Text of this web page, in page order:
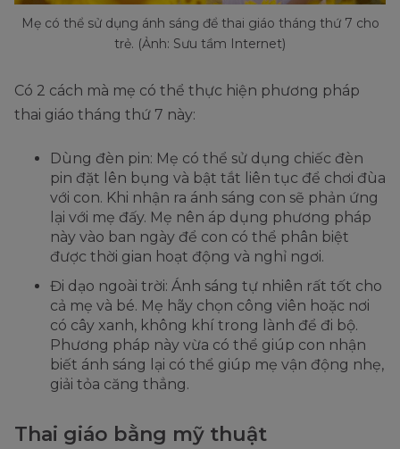
Mẹ có thể sử dụng ánh sáng để thai giáo tháng thứ 7 cho
trẻ. (Ảnh: Sưu tầm Internet)
Có 2 cách mà mẹ có thể thực hiện phương pháp
thai giáo tháng thứ 7 này:
Dùng đèn pin: Mẹ có thể sử dụng chiếc đèn
pin đặt lên bụng và bật tắt liên tục để chơi đùa
với con. Khi nhận ra ánh sáng con sẽ phản ứng
lại với mẹ đấy. Mẹ nên áp dụng phương pháp
này vào ban ngày để con có thể phân biệt
được thời gian hoạt động và nghỉ ngơi.
Đi dạo ngoài trời: Ánh sáng tự nhiên rất tốt cho
cả mẹ và bé. Mẹ hãy chọn công viên hoặc nơi
có cây xanh, không khí trong lành để đi bộ.
Phương pháp này vừa có thể giúp con nhận
biết ánh sáng lại có thể giúp mẹ vận động nhẹ,
giải tỏa căng thẳng.
Thai giáo bằng mỹ thuật